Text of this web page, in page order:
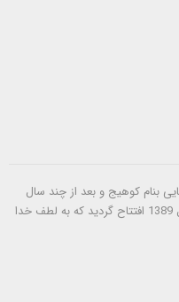
ما از سال 1380 در روستایی بنام کوهیج و بعد از چند سال
فعالیت شعبه دوم در شهرستان بستک در سال 1389 افتتاح گردید که به لطف خدا